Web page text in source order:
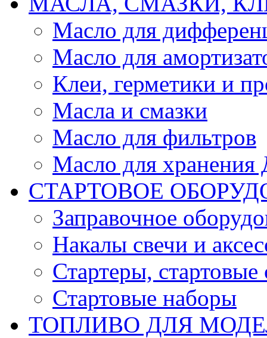
Масло для
Масло для
Клеи, герметики и
Масла и смазки
Масло для фильтров
Масло для
СТАРТОВОЕ
Заправочное
Накалы свечи и
Стартеры, стартовые
Стартовые наборы
ТОПЛИВО ДЛЯ